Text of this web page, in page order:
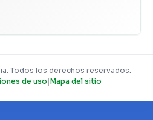
Todos los derechos reservados.
de uso |Mapa del sitio